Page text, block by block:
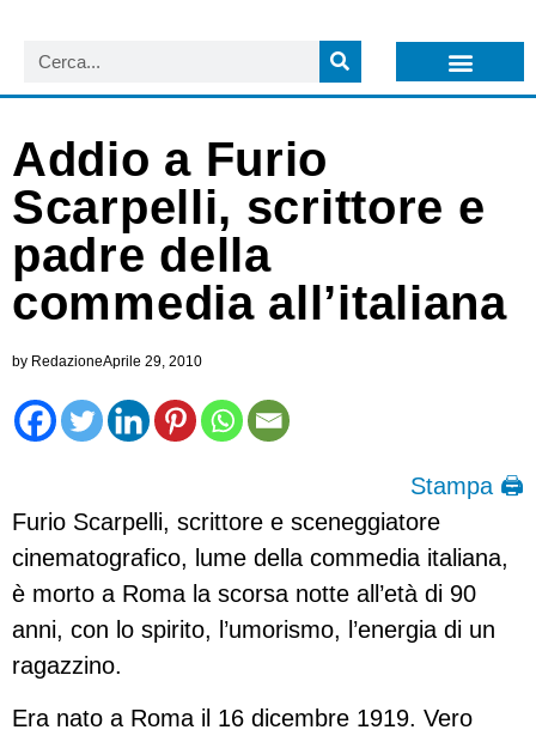
Addio a Furio
Scarpelli, scrittore e
padre della
commedia all’italiana
by RedazioneAprile 29, 2010
Stampa 🖨
Furio Scarpelli, scrittore e sceneggiatore
cinematografico, lume della commedia italiana,
è morto a Roma la scorsa notte all’età di 90
anni, con lo spirito, l’umorismo, l’energia di un
ragazzino.
Era nato a Roma il 16 dicembre 1919. Vero